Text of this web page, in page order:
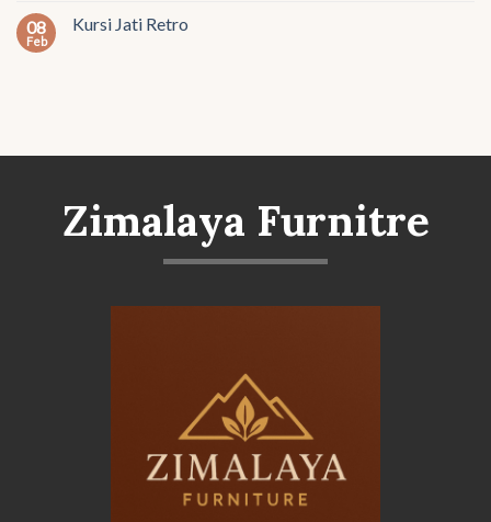
08
Feb
Kursi Jati Retro
Zimalaya Furnitre